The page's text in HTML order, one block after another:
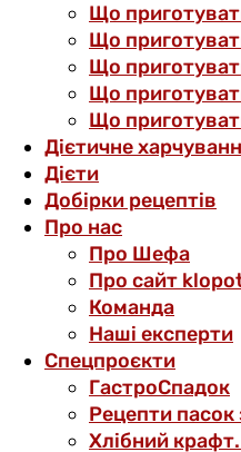
Що
Що
Що
Що
Що
Дієтичне
Дієти
Добірки рецептів
Про нас
Про Шефа
Про сайт
Команда
Наші експерти
Спецпроєкти
ГастроСпадок
Рецепти пасок
Хлібний